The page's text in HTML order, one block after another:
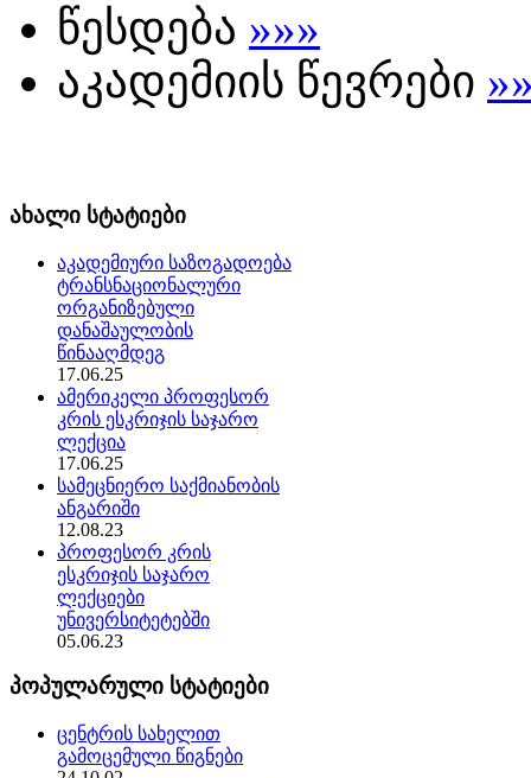
წესდება »»»
აკადემიის წევრები
ახალი სტატიები
აკადემიური საზოგადოება
ტრანსნაციონალური
ორგანიზებული
დანაშაულობის
წინააღმდეგ
17.06.25
ამერიკელი პროფესორ
კრის ესკრიჯის საჯარო
ლექცია
17.06.25
სამეცნიერო საქმიანობის
ანგარიში
12.08.23
პროფესორ კრის
ესკრიჯის საჯარო
ლექციები
უნივერსიტეტებში
05.06.23
პოპულარული სტატიები
ცენტრის სახელით
გამოცემული წიგნები